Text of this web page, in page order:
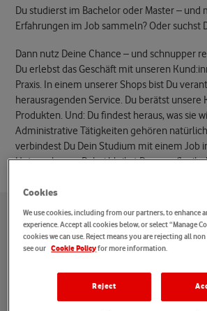
Du studierst im Bachelor oder Master – und
Erfahrungen im Job sammeln? Oder suchst
Dann nutz Deine Chance – und schnupper
Du erlebst das Geschäft mit unseren
Praxis. In einem unserer Shops bist Du
herausragenden Service. Du berätst unsere
Produkten. Und: Du findest heraus, was sie
Administrative Tätigkeiten gehören
verbindest Du Dein Studium mit einem Job
Unternehmen. Dabei bleibst Du ganz
Cookies
We use cookies, including from our partners, to enhance
experience. Accept all cookies below, or select “Manage
cookies we can use. Reject means you are rejecting all
see our
Cookie Policyfor more information.
Reject